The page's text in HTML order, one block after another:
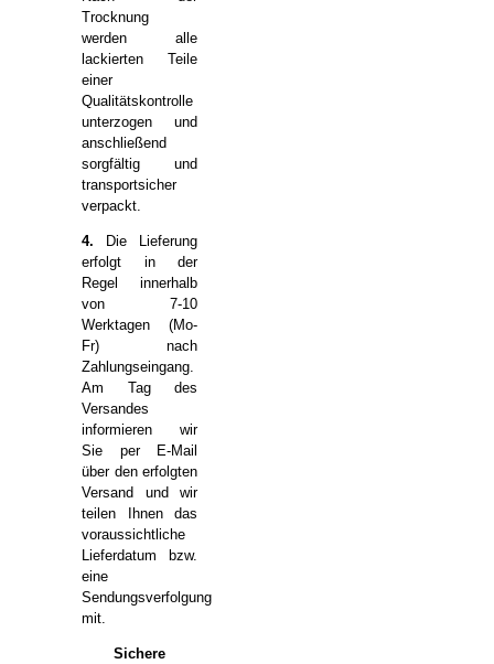
Trocknung
werden alle
lackierten Teile
einer
Qualitätskontrolle
unterzogen und
anschließend
sorgfältig und
transportsicher
verpackt.
4. Die Lieferung
erfolgt in der
Regel innerhalb
von 7-10
Werktagen (Mo-
Fr) nach
Zahlungseingang.
Am Tag des
Versandes
informieren wir
Sie per E-Mail
über den erfolgten
Versand und wir
teilen Ihnen das
voraussichtliche
Lieferdatum bzw.
eine
Sendungsverfolgung
mit.
Sichere